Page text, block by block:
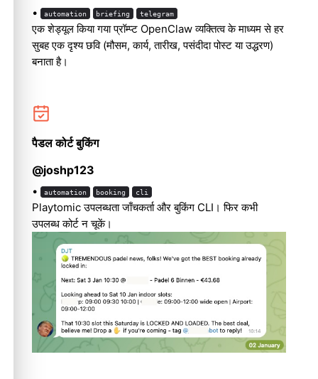
• automation briefing telegram
एक शेड्यूल किया गया प्रॉम्प्ट OpenClaw व्यक्तित्व के माध्यम से हर
सुबह एक दृश्य छवि (मौसम, कार्य, तारीख, पसंदीदा पोस्ट या उद्धरण)
बनाता है।
पैडल कोर्ट बुकिंग
@joshp123
• automation booking cli
Playtomic उपलब्धता जाँचकर्ता और बुकिंग CLI। फिर कभी
उपलब्ध कोर्ट न चूकें।